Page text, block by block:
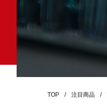
TOP 注目商品